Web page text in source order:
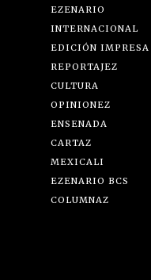
EZENARIO
INTERNACIONAL
EDICIÓN IMPRESA
REPORTAJEZ
CULTURA
OPINIONEZ
ENSENADA
CARTAZ
MEXICALI
EZENARIO BCS
COLUMNAZ